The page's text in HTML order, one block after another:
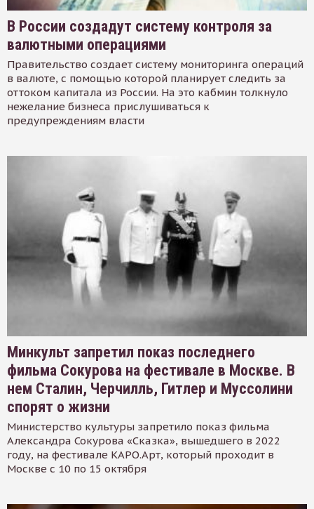
В России создадут систему контроля за
валютными операциями
Правительство создает систему мониторинга операций
в валюте, с помощью которой планирует следить за
оттоком капитала из России. На это кабмин толкнуло
нежелание бизнеса прислушиваться к
предупреждениям власти
Минкульт запретил показ последнего
фильма Сокурова на фестивале в Москве. В
нем Сталин, Черчилль, Гитлер и Муссолини
спорят о жизни
Министерство культуры запретило показ фильма
Александра Сокурова «Сказка», вышедшего в 2022
году, на фестивале КАРО.Арт, который проходит в
Москве с 10 по 15 октября